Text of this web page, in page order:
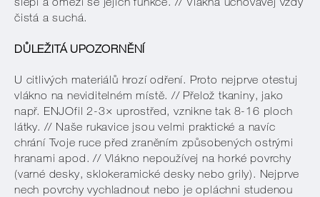
čistá a suchá.
DŮLEŽITÁ UPOZORNĚNÍ
U citlivých materiálů hrozí odření. Proto nejprve otestuj
vlákno na neviditelném místě. // Přelož tkaniny, jako
např. ENJOfil 2-3× uprostřed, vznikne tak 8-16 ploch
látky. // Naše rukavice jsou velmi praktické a navíc
chrání Tvoje ruce před zraněním způsobených ostrými
hranami apod. // Vlákno nepoužívej na horké povrchy
(varné desky, sklokeramické desky nebo grily). Nejprve
nech povrchy vychladnout nebo je opláchni studenou